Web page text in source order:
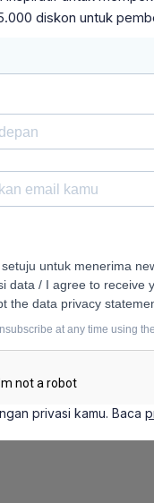
diskon untuk
privasi kamu. Baca